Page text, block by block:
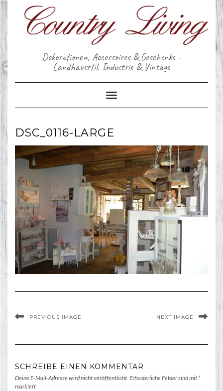
Skip
to
content
Dekorationen, Accessoires & Geschenke -
Landhausstil, Industrie & Vintage
Toggle Navigation
DSC_0116-LARGE
PREVIOUS IMAGE NEXT IMAGE
SCHREIBE EINEN KOMMENTAR
Deine E-Mail-Adresse wird nicht veröffentlicht. Erforderliche Felder sind mit *
markiert